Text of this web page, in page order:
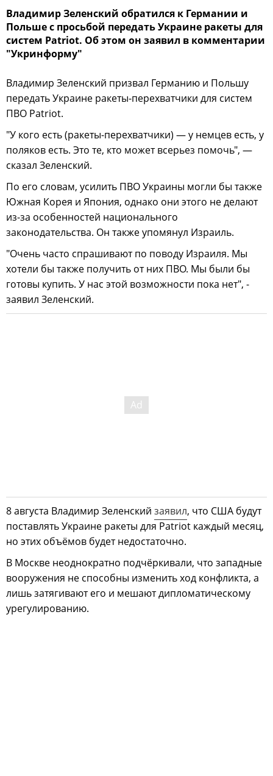
Владимир Зеленский обратился к Германии и
Польше с просьбой передать Украине ракеты для
систем Patriot. Об этом он заявил в комментарии
"Укринформу"
Владимир Зеленский призвал Германию и Польшу
передать Украине ракеты-перехватчики для систем
ПВО Patriot.
"У кого есть (ракеты-перехватчики) — у немцев есть, у
поляков есть. Это те, кто может всерьез помочь", —
сказал Зеленский.
По его словам, усилить ПВО Украины могли бы также
Южная Корея и Япония, однако они этого не делают
из-за особенностей национального
законодательства. Он также упомянул Израиль.
"Очень часто спрашивают по поводу Израиля. Мы
хотели бы также получить от них ПВО. Мы были бы
готовы купить. У нас этой возможности пока нет", -
заявил Зеленский.
8 августа Владимир Зеленский заявил, что США будут
поставлять Украине ракеты для Patriot каждый месяц,
но этих объёмов будет недостаточно.
В Москве неоднократно подчёркивали, что западные
вооружения не способны изменить ход конфликта, а
лишь затягивают его и мешают дипломатическому
урегулированию.